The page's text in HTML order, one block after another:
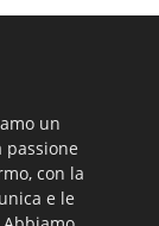
un
con la
e le